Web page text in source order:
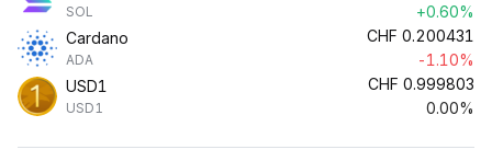
SOL
+0.60%
Cardano
ADA
CHF 0.200431
-1.10%
USD1
USD1
CHF 0.999803
0.00%